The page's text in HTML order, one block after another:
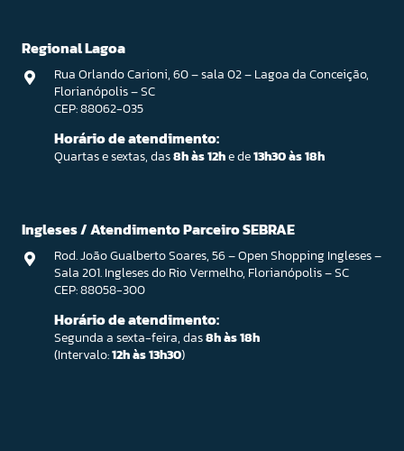
Regional Lagoa
Rua Orlando Carioni, 60 – sala 02 – Lagoa da Conceição,
Florianópolis – SC
CEP: 88062-035
Horário de atendimento:
Quartas e sextas, das8h às 12he de13h30 às 18h
Ingleses / Atendimento Parceiro SEBRAE
Rod. João Gualberto Soares, 56 – Open Shopping Ingleses –
Sala 201. Ingleses do Rio Vermelho, Florianópolis – SC
CEP: 88058-300
Horário de atendimento:
Segunda a sexta-feira, das8h às 18h
(Intervalo:12h às 13h30)